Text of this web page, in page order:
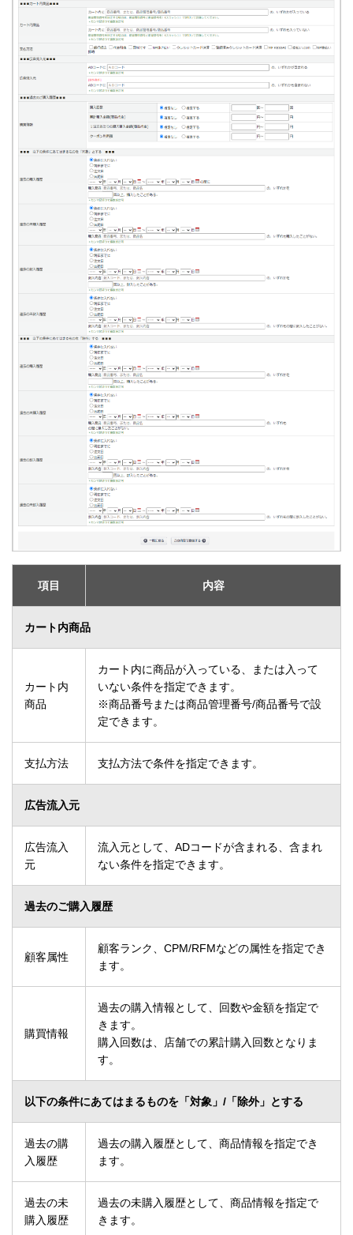
項目 内容
カート内商品
カート内
商品
カート内に商品が入っている、または入って
いない条件を指定できます。
※商品番号または商品管理番号/商品番号で設
定できます。
支払方法 支払方法で条件を指定できます。
広告流入元
広告流入
元
流入元として、ADコードが含まれる、含まれ
ない条件を指定できます。
過去のご購入履歴
顧客属性
顧客ランク、CPM/RFMなどの属性を指定でき
ます。
購買情報
過去の購入情報として、回数や金額を指定で
きます。
購入回数は、店舗での累計購入回数となりま
す。
以下の条件にあてはまるものを「対象」/「除外」とする
過去の購
入履歴
過去の購入履歴として、商品情報を指定でき
ます。
過去の未
購入履歴
過去の未購入履歴として、商品情報を指定で
きます。